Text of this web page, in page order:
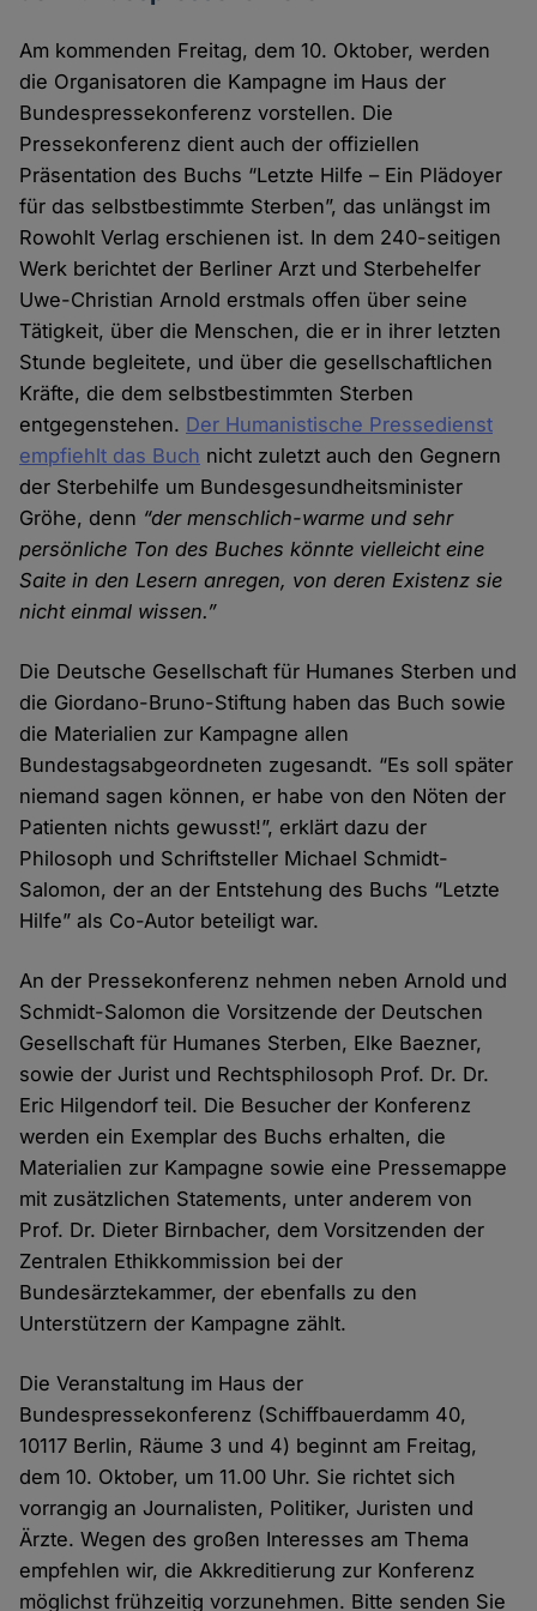
Am kommenden Freitag, dem 10. Oktober, werden
die Organisatoren die Kampagne im Haus der
Bundespressekonferenz vorstellen. Die
Pressekonferenz dient auch der offiziellen
Präsentation des Buchs “Letzte Hilfe – Ein Plädoyer
für das selbstbestimmte Sterben”, das unlängst im
Rowohlt Verlag erschienen ist. In dem 240-seitigen
Werk berichtet der Berliner Arzt und Sterbehelfer
Uwe-Christian Arnold erstmals offen über seine
Tätigkeit, über die Menschen, die er in ihrer letzten
Stunde begleitete, und über die gesellschaftlichen
Kräfte, die dem selbstbestimmten Sterben
entgegenstehen. Der Humanistische Pressedienst
empfiehlt das Buch nicht zuletzt auch den Gegnern
der Sterbehilfe um Bundesgesundheitsminister
Gröhe, denn “der menschlich-warme und sehr
persönliche Ton des Buches könnte vielleicht eine
Saite in den Lesern anregen, von deren Existenz sie
nicht einmal wissen.”
Die Deutsche Gesellschaft für Humanes Sterben und
die Giordano-Bruno-Stiftung haben das Buch sowie
die Materialien zur Kampagne allen
Bundestagsabgeordneten zugesandt. “Es soll später
niemand sagen können, er habe von den Nöten der
Patienten nichts gewusst!”, erklärt dazu der
Philosoph und Schriftsteller Michael Schmidt-
Salomon, der an der Entstehung des Buchs “Letzte
Hilfe” als Co-Autor beteiligt war.
An der Pressekonferenz nehmen neben Arnold und
Schmidt-Salomon die Vorsitzende der Deutschen
Gesellschaft für Humanes Sterben, Elke Baezner,
sowie der Jurist und Rechtsphilosoph Prof. Dr. Dr.
Eric Hilgendorf teil. Die Besucher der Konferenz
werden ein Exemplar des Buchs erhalten, die
Materialien zur Kampagne sowie eine Pressemappe
mit zusätzlichen Statements, unter anderem von
Prof. Dr. Dieter Birnbacher, dem Vorsitzenden der
Zentralen Ethikkommission bei der
Bundesärztekammer, der ebenfalls zu den
Unterstützern der Kampagne zählt.
Die Veranstaltung im Haus der
Bundespressekonferenz (Schiffbauerdamm 40,
10117 Berlin, Räume 3 und 4) beginnt am Freitag,
dem 10. Oktober, um 11.00 Uhr. Sie richtet sich
vorrangig an Journalisten, Politiker, Juristen und
Ärzte. Wegen des großen Interesses am Thema
empfehlen wir, die Akkreditierung zur Konferenz
möglichst frühzeitig vorzunehmen. Bitte senden Sie